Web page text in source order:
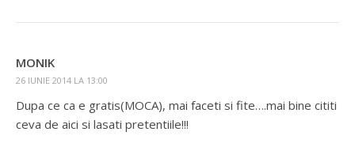
MONIK
26 IUNIE 2014 LA 13:00
Dupa ce ca e gratis(MOCA), mai faceti si fite….mai bine cititi
ceva de aici si lasati pretentiile!!!